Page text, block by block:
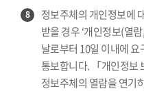
8
정보주체의 개인정보에
받을 경우 ‘개인정보(열
날로부터 10일 이내에
통보합니다. 「개인정보
정보주체의 열람을 연기